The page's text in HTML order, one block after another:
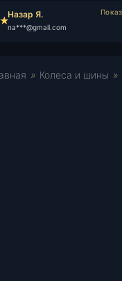
Назар Я.
na***@gmail.com
» Колеса и шины »